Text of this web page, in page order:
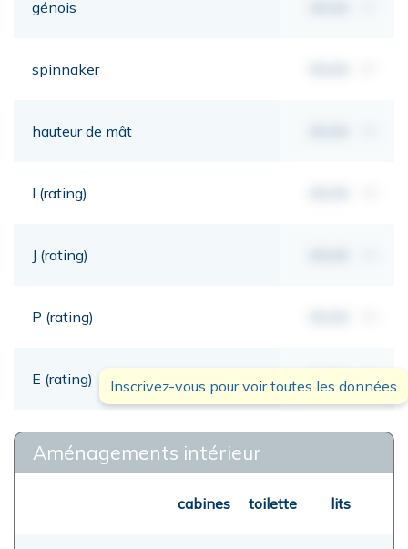
génois
spinnaker
hauteur de mât
I (rating)
J (rating)
P (rating)
E (rating) 00,00
Inscrivez-vous pour voir toutes les données
Aménagements intérieur
cabines toilette lits